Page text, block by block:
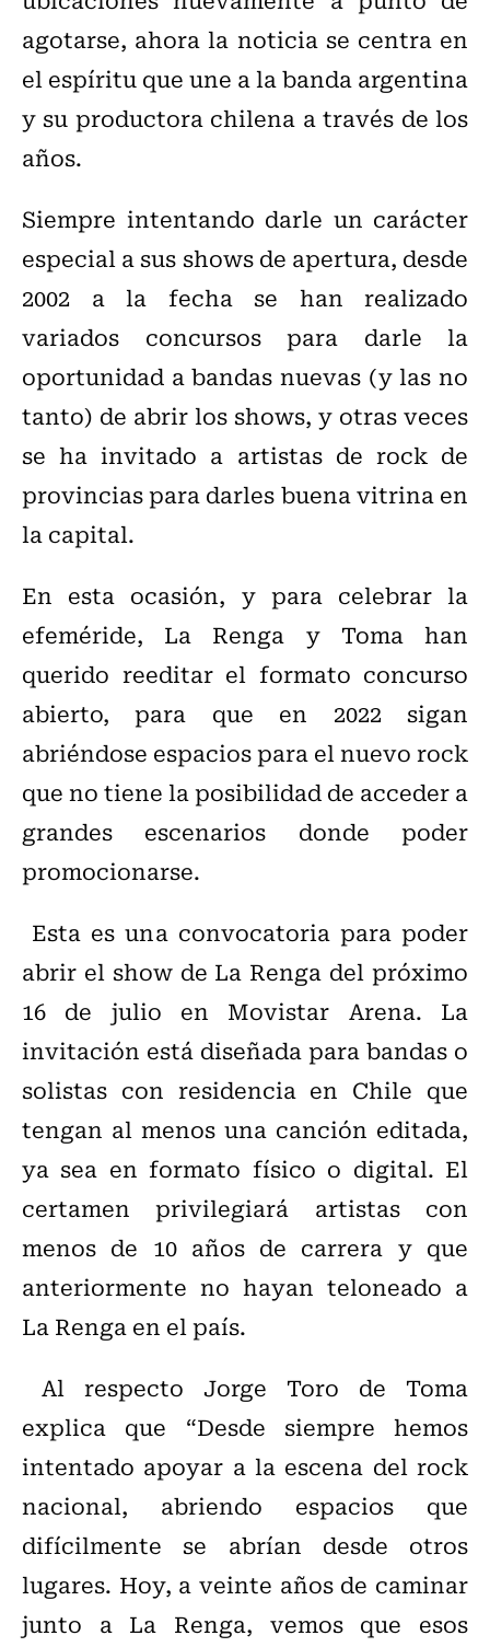
agotarse, ahora la noticia se centra en
el espíritu que une a la banda argentina
y su productora chilena a través de los
años.
Siempre intentando darle un carácter
especial a sus shows de apertura, desde
2002 a la fecha se han realizado
variados concursos para darle la
oportunidad a bandas nuevas (y las no
tanto) de abrir los shows, y otras veces
se ha invitado a artistas de rock de
provincias para darles buena vitrina en
la capital.
En esta ocasión, y para celebrar la
efeméride, La Renga y Toma han
querido reeditar el formato concurso
abierto, para que en 2022 sigan
abriéndose espacios para el nuevo rock
que no tiene la posibilidad de acceder a
grandes escenarios donde poder
promocionarse.
Esta es una convocatoria para poder
abrir el show de La Renga del próximo
16 de julio en Movistar Arena. La
invitación está diseñada para bandas o
solistas con residencia en Chile que
tengan al menos una canción editada,
ya sea en formato físico o digital. El
certamen privilegiará artistas con
menos de 10 años de carrera y que
anteriormente no hayan teloneado a
La Renga en el país.
Al respecto Jorge Toro de Toma
explica que “Desde siempre hemos
intentado apoyar a la escena del rock
nacional, abriendo espacios que
difícilmente se abrían desde otros
lugares. Hoy, a veinte años de caminar
junto a La Renga, vemos que esos